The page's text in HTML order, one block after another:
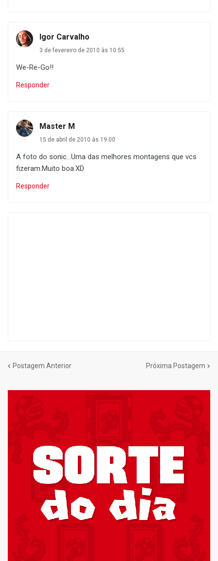
Igor Carvalho
3 de fevereiro de 2010 às 10:55
We-Re-Go!!
Responder
Master M
15 de abril de 2010 às 19:00
A foto do sonic...Uma das melhores montagens que vcs
fizeram.Muito boa.XD
Responder
Postagem Anterior Próxima Postagem